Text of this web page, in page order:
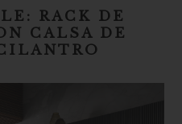
RACK DE
CALSA DE